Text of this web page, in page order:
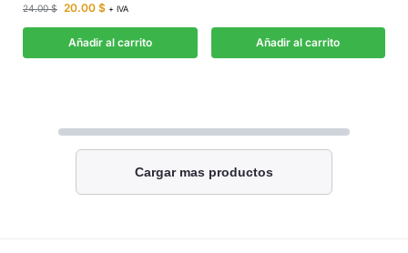
24.00$ 20.00 $ + IVA
Añadir al carrito Añadir al carrito
Cargar mas productos